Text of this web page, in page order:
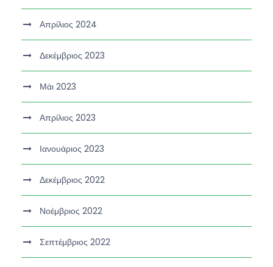
Απρίλιος 2024
Δεκέμβριος 2023
Μάι 2023
Απρίλιος 2023
Ιανουάριος 2023
Δεκέμβριος 2022
Νοέμβριος 2022
Σεπτέμβριος 2022